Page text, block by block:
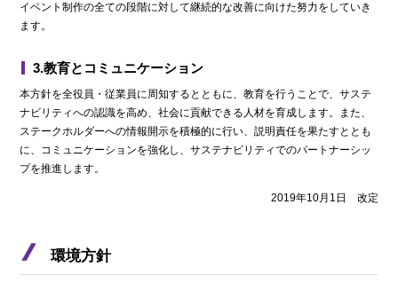
イベント制作の全ての段階に対して継続的な改善に向けた努力をしていき
ます。
3.教育とコミュニケーション
本方針を全役員・従業員に周知するとともに、教育を行うことで、サステ
ナビリティへの認識を高め、社会に貢献できる人材を育成します。また、
ステークホルダーへの情報開示を積極的に行い、説明責任を果たすととも
に、コミュニケーションを強化し、サステナビリティでのパートナーシッ
プを推進します。
2019年10月1日 改定
環境方針